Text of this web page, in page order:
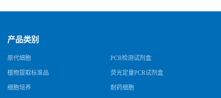
产品类别
原代细胞 PCR检测试剂盒
植物提取标准品 荧光定量PCR试剂盒
细胞培养 耐药细胞